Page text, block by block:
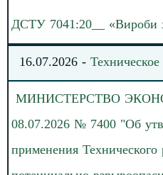
ДСТУ 7041:20__ «Вироби
16.07.2026 - Техническое
МИНИСТЕРСТВО
08.07.2026 № 7400 "Об
применения